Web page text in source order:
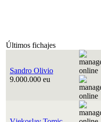
Últimos fichajes
Sandro Olivio
9.000.000 eu